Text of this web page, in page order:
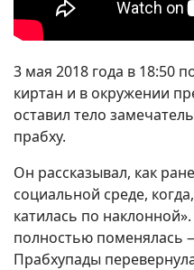
3 мая 2018 года в 18:50
киртан и в окружении
оставил тело
прабху.
Он рассказывал, как
социальной среде,
катилась по
полностью
Прабхупады